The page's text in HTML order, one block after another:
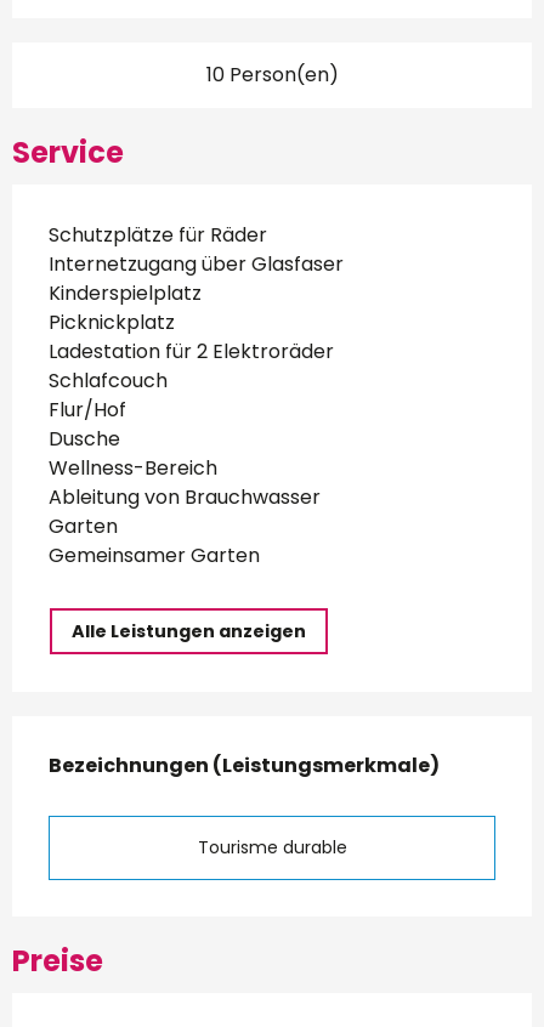
10 Person(en)
Service
Schutzplätze für Räder
Internetzugang über Glasfaser
Kinderspielplatz
Picknickplatz
Ladestation für 2 Elektroräder
Schlafcouch
Flur/Hof
Dusche
Wellness-Bereich
Ableitung von Brauchwasser
Garten
Gemeinsamer Garten
Alle Leistungen anzeigen
Leistungensmöglichkeiten
Bezeichnungen (Leistungsmerkmale)
Bezeichnungen (Leistungsmerkmale)
Tourisme durable
Preise